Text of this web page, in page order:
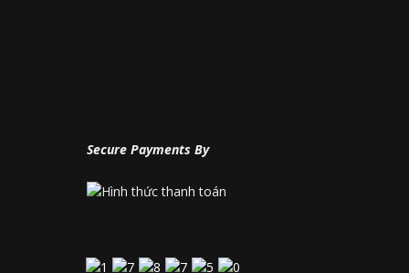
Secure Payments By